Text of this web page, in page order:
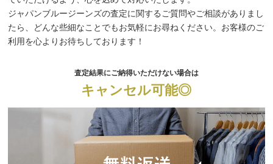
ジャパンブルージーンズの査定に関するご質問やご相談がありまし
たら、どんな些細なことでもお気軽にお尋ねください。お客様のご
利用を心よりお待ちしております！
査定結果にご納得いただけない場合は
キャンセル可能◎